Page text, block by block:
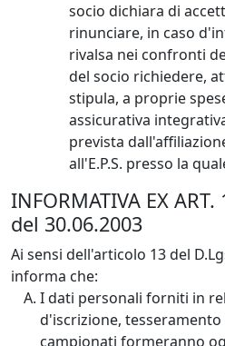
socio dichiara di
rinunciare, in caso
rivalsa nei confronti
del socio richiedere,
stipula, a proprie
assicurativa
prevista
all'E.P.S. presso la
INFORMATIVA EX ART.
del 30.06.2003
Ai sensi dell'articolo 13 del
informa che:
I dati personali forniti in
d'iscrizione,
campionati formeranno